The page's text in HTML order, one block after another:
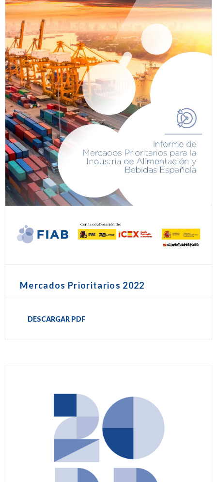
Mercados Prioritarios 2022
DESCARGAR PDF